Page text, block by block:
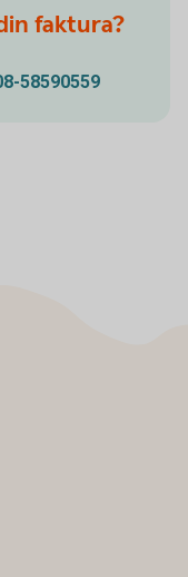
faktura?
58590559